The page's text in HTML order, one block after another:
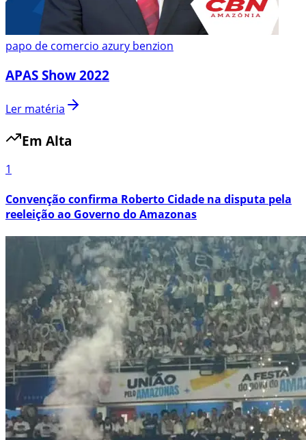
papo de comercio azury benzion
APAS Show 2022
Ler matéria
Em Alta
1
Convenção confirma Roberto Cidade na disputa pela
reeleição ao Governo do Amazonas